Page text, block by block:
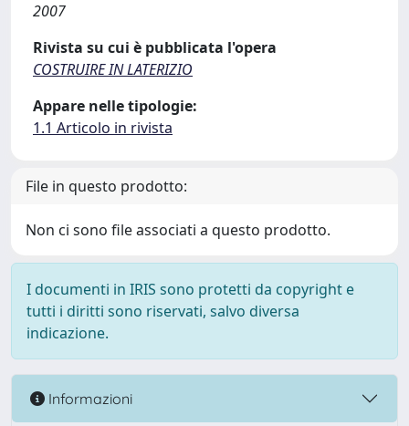
2007
Rivista su cui è pubblicata l'opera
COSTRUIRE IN LATERIZIO
Appare nelle tipologie:
1.1 Articolo in rivista
File in questo prodotto:
Non ci sono file associati a questo prodotto.
I documenti in IRIS sono protetti da copyright e
tutti i diritti sono riservati, salvo diversa
indicazione.
Informazioni